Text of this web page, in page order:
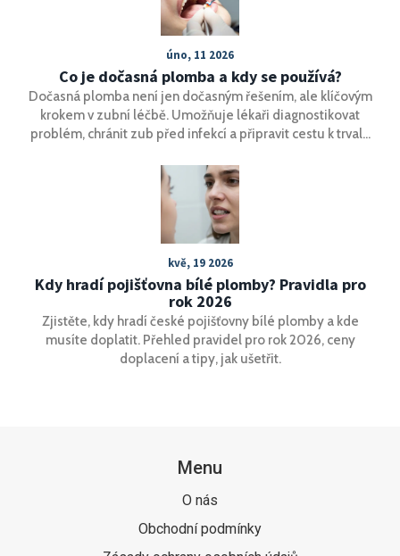
úno, 11 2026
Co je dočasná plomba a kdy se používá?
Dočasná plomba není jen dočasným řešením, ale klíčovým
krokem v zubní léčbě. Umožňuje lékaři diagnostikovat
problém, chránit zub před infekcí a připravit cestu k trvalé
kvě, 19 2026
Kdy hradí pojišťovna bílé plomby? Pravidla pro
rok 2026
Zjistěte, kdy hradí české pojišťovny bílé plomby a kde
musíte doplatit. Přehled pravidel pro rok 2026, ceny
doplacení a tipy, jak ušetřit.
Menu
O nás
Obchodní podmínky